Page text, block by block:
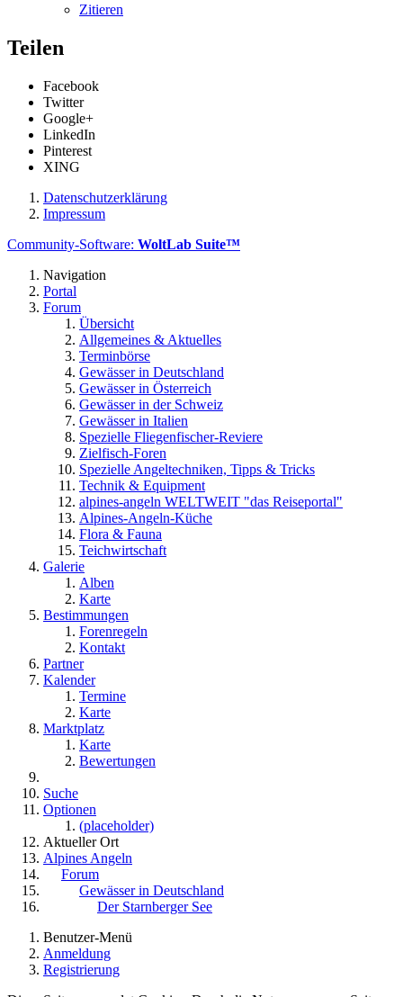
Zitieren
Teilen
Facebook
Twitter
Google+
LinkedIn
Pinterest
XING
Datenschutzerklärung
Impressum
Community-Software: WoltLab Suite™
Navigation
Portal
Forum
Übersicht
Allgemeines & Aktuelles
Terminbörse
Gewässer in Deutschland
Gewässer in Österreich
Gewässer in der Schweiz
Gewässer in Italien
Spezielle Fliegenfischer-Reviere
Zielfisch-Foren
Spezielle Angeltechniken, Tipps & Tricks
Technik & Equipment
alpines-angeln WELTWEIT "das Reiseportal"
Alpines-Angeln-Küche
Flora & Fauna
Teichwirtschaft
Galerie
Alben
Karte
Bestimmungen
Forenregeln
Kontakt
Partner
Kalender
Termine
Karte
Marktplatz
Karte
Bewertungen
Suche
Optionen
(placeholder)
Aktueller Ort
Alpines Angeln
Forum
Gewässer in Deutschland
Der Starnberger See
Benutzer-Menü
Anmeldung
Registrierung